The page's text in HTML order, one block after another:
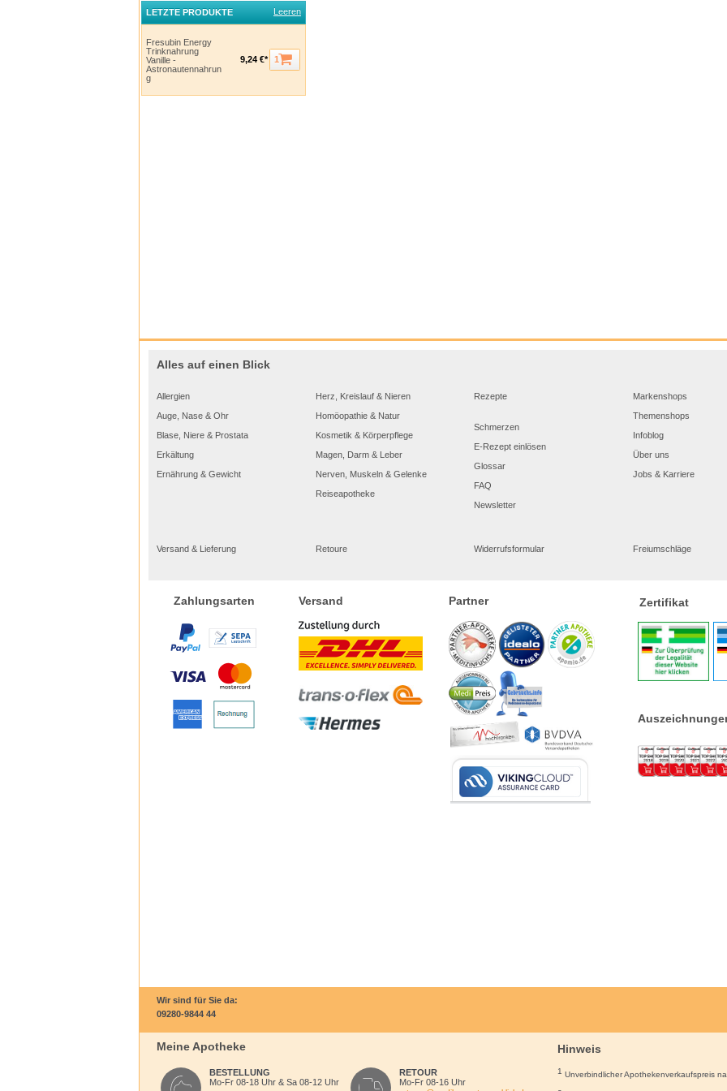
*Anspruch des Patienten: zu Lasten der gesetzlichen Krankenkassen bei fehlender oder
LETZTE PRODUKTE Leeren
Fresubin Energy
Trinknahrung
Vanille -
Astronautennahrun
g
9,24 €* 1
Alles auf einen Blick
Allergien
Auge, Nase & Ohr
Blase, Niere & Prostata
Erkältung
Ernährung & Gewicht
Herz, Kreislauf & Nieren
Homöopathie & Natur
Kosmetik & Körperpflege
Magen, Darm & Leber
Nerven, Muskeln & Gelenke
Reiseapotheke
Rezepte
Schmerzen
E-Rezept einlösen
Glossar
FAQ
Newsletter
Markenshops
Themenshops
Infoblog
Über uns
Jobs & Karriere
Versand & Lieferung Retoure Widerrufsformular Freiumschläge
Zahlungsarten Versand Partner Zertifikat
Wir sind für Sie da:
09280-9844 44
Meine Apotheke
BESTELLUNG
Mo-Fr 08-18 Uhr & Sa 08-12 Uhr
RETOUR
Mo-Fr 08-16 Uhr
Hinweis
1 Unverbindlicher Apothekenverkaufspreis